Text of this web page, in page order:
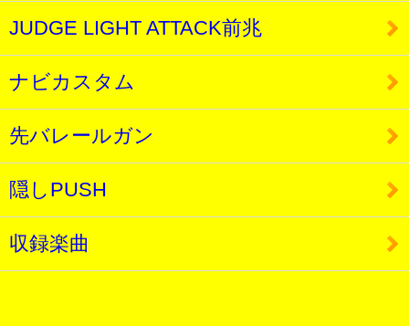
JUDGE LIGHT ATTACK前兆
ナビカスタム
先バレールガン
隠しPUSH
収録楽曲